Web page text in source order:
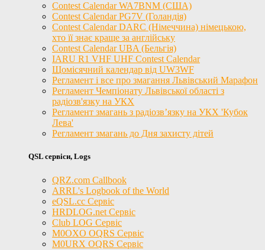
Contest Calendar WA7BNM (США)
Contest Calendar PG7V (Голандія)
Contest Calendar DARC (Німеччина) німецькою,
хто її знає краще за англійську
Contest Calendar UBA (Бельгія)
IARU R1 VHF UHF Contest Calendar
Щомісячний календар від UW3WF
Регламент і все про змагання Львівський Марафон
Регламент Чемпіонату Львівської області з
радіозв'язку на УКХ
Регламент змагань з радіозв’язку на УКХ 'Кубок
Лева'
Регламент змагань до Дня захисту дітей
QSL сервіси, Logs
QRZ.com Callbook
ARRL's Logbook of the World
eQSL.cc Сервіс
HRDLOG.net Сервіс
Club LOG Сервіс
M0OXO OQRS Сервіс
M0URX OQRS Сервіс